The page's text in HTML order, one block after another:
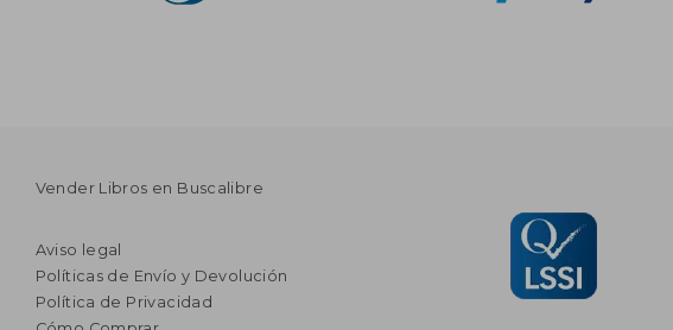
Vender Libros en Buscalibre
Aviso legal
Políticas de Envío y Devolución
Política de Privacidad